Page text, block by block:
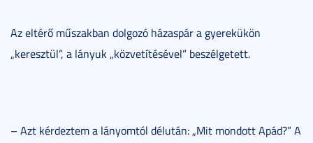
Az eltérő műszakban dolgozó házaspár a gyerekükön
„keresztül”, a lányuk „közvetítésével” beszélgetett.
– Azt kérdeztem a lányomtól délután: „Mit mondott Apád?” A